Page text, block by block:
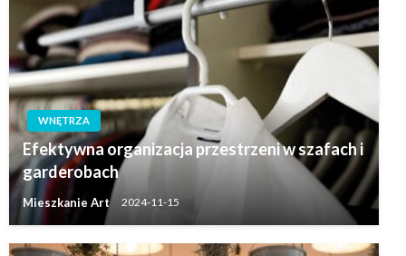
WNĘTRZA
Efektywna organizacja przestrzeni w szafach i
garderobach
Mieszkanie Art 2024-11-15